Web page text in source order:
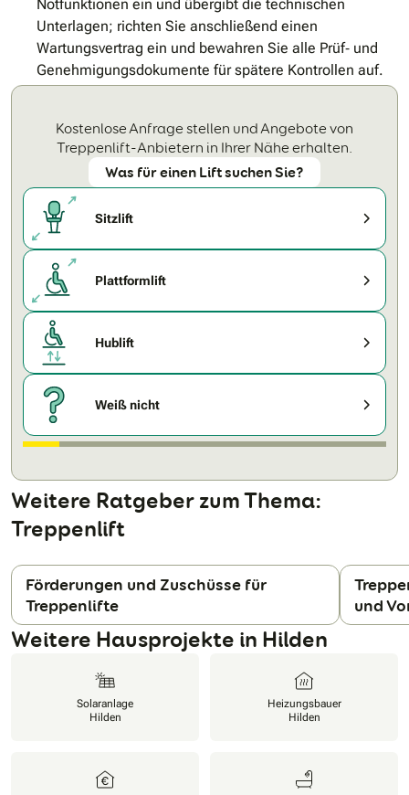
Notfunktionen ein und übergibt die technischen
Unterlagen; richten Sie anschließend einen
Wartungsvertrag ein und bewahren Sie alle Prüf‐ und
Genehmigungsdokumente für spätere Kontrollen auf.
Kostenlose Anfrage stellen und Angebote von
Treppenlift-Anbietern in Ihrer Nähe erhalten.
Was für einen Lift suchen Sie?
Sitzlift
Plattformlift
Hublift
Weiß nicht
Weitere Ratgeber zum Thema:
Treppenlift
Förderungen und Zuschüsse für
Treppenlifte
und
Weitere Hausprojekte in Hilden
Solaranlage
Hilden
Heizungsbauer
Hilden